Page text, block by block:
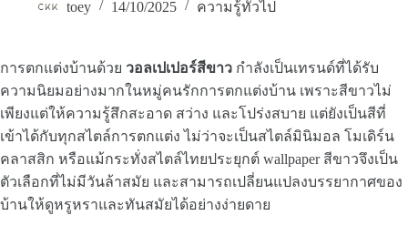
toey 14/10/2025 ความรู้ทั่วไป
การตกแต่งบ้านด้วย วอลเปเปอร์สีขาว กำลังเป็นเทรนด์ที่ได้รับ
ความนิยมอย่างมากในหมู่คนรักการตกแต่งบ้าน เพราะสีขาวไม่
เพียงแต่ให้ความรู้สึกสะอาด สว่าง และโปร่งสบาย แต่ยังเป็นสีที่
เข้าได้กับทุกสไตล์การตกแต่ง ไม่ว่าจะเป็นสไตล์มินิมอล โมเดิร์น
คลาสสิก หรือแม้กระทั่งสไตล์ไทยประยุกต์ wallpaper สีขาวจึงเป็น
ตัวเลือกที่ไม่มีวันล้าสมัย และสามารถเปลี่ยนแปลงบรรยากาศของ
บ้านให้ดูหรูหราและทันสมัยได้อย่างง่ายดาย